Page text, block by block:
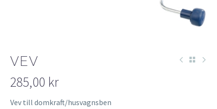
VEV
285,00 kr
Vev till domkraft/husvagnsben